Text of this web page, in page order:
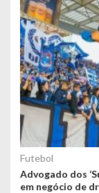
Futebol
Advogado dos
em negócio de